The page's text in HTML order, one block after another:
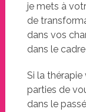
je mets à
de
dans vos
dans le
Si la
parties de
dans le